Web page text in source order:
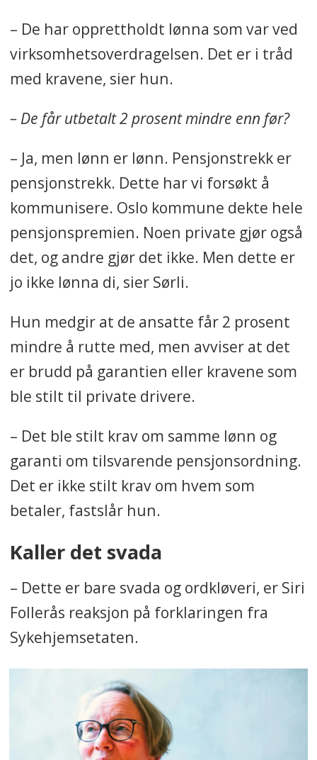
– De har opprettholdt lønna som var ved
virksomhetsoverdragelsen. Det er i tråd
med kravene, sier hun.
– De får utbetalt 2 prosent mindre enn før?
– Ja, men lønn er lønn. Pensjonstrekk er
pensjonstrekk. Dette har vi forsøkt å
kommunisere. Oslo kommune dekte hele
pensjonspremien. Noen private gjør også
det, og andre gjør det ikke. Men dette er
jo ikke lønna di, sier Sørli.
Hun medgir at de ansatte får 2 prosent
mindre å rutte med, men avviser at det
er brudd på garantien eller kravene som
ble stilt til private drivere.
– Det ble stilt krav om samme lønn og
garanti om tilsvarende pensjonsordning.
Det er ikke stilt krav om hvem som
betaler, fastslår hun.
Kaller det svada
– Dette er bare svada og ordkløveri, er Siri
Follerås reaksjon på forklaringen fra
Sykehjemsetaten.